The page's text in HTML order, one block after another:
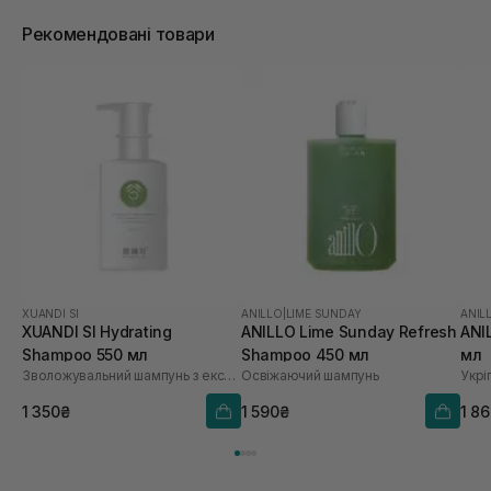
Рекомендовані товари
XUANDI SI
XUANDI SI Hydrating
Shampoo 550 мл
Зволожувальний шампунь з екстрактом зерна
1 350₴
ANILLO LIME SUNDAY
ANILLO Lime Sunday Refresh
Shampoo 450 мл
Освіжаючий шампунь
1 590₴
мл
1